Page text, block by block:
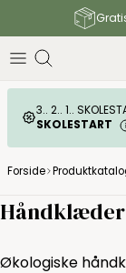
3.. 2.. 1..
SKOLESTART
Forside
Håndklæder
Økologiske